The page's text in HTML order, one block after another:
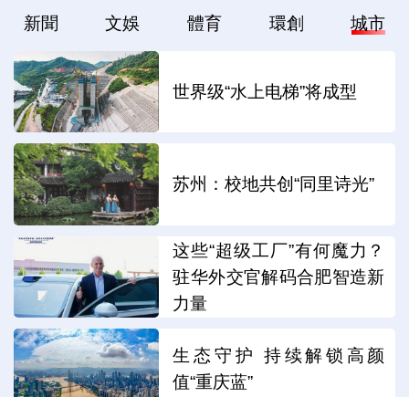
新聞 文娛 體育 環創 城市
世界级“水上电梯”将成型
苏州：校地共创“同里诗光”
这些“超级工厂”有何魔力？
驻华外交官解码合肥智造新
力量
生态守护 持续解锁高颜
值“重庆蓝”